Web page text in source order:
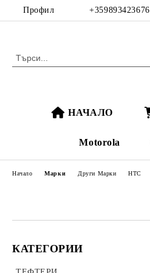
Профил +359893423676
НАЧАЛО
Motorola
КАТЕГОРИИ
Начало Марки Други Марки HTC